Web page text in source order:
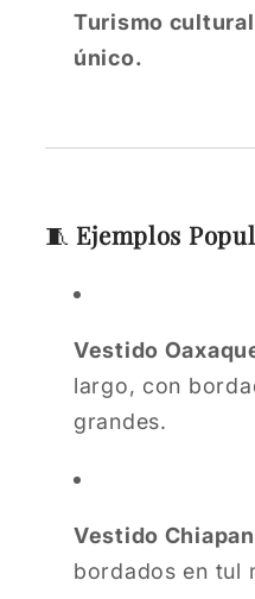
Turismo
único.
🧵Ejemplos
Vestido
largo, con
grandes.
Vestido
bordados en tul